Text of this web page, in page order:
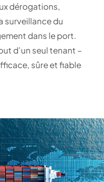
dérogations,
surveillance du
dans le port.
d’un seul tenant –
sûre et fiable